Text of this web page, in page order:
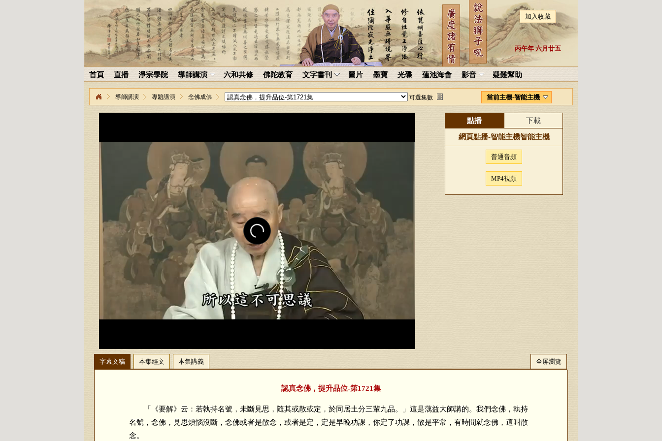
加入收藏
丙午年 六月廿五
首頁 直播 淨宗學院 導師講演 六和共修 佛陀教育 文字書刊 圖片 墨寶 光碟 蓮池海會 影音 疑難幫助
導師講演 專題講演 念佛成佛 可選集數 當前主機-智能主機
點播 下載
網頁點播-智能主機智能主機
普通音頻
MP4視頻
字幕文稿 本集經文 本集講義 全屏瀏覽
認真念佛，提升品位-第1721集
「《要解》云：若執持名號，未斷見思，隨其或散或定，於同居土分三輩九品。」這是蕅益大師講的。我們念佛，執持
名號，念佛，見思煩惱沒斷，念佛或者是散念，或者是定，定是早晚功課，你定了功課，散是平常，有時間就念佛，這叫散
念。